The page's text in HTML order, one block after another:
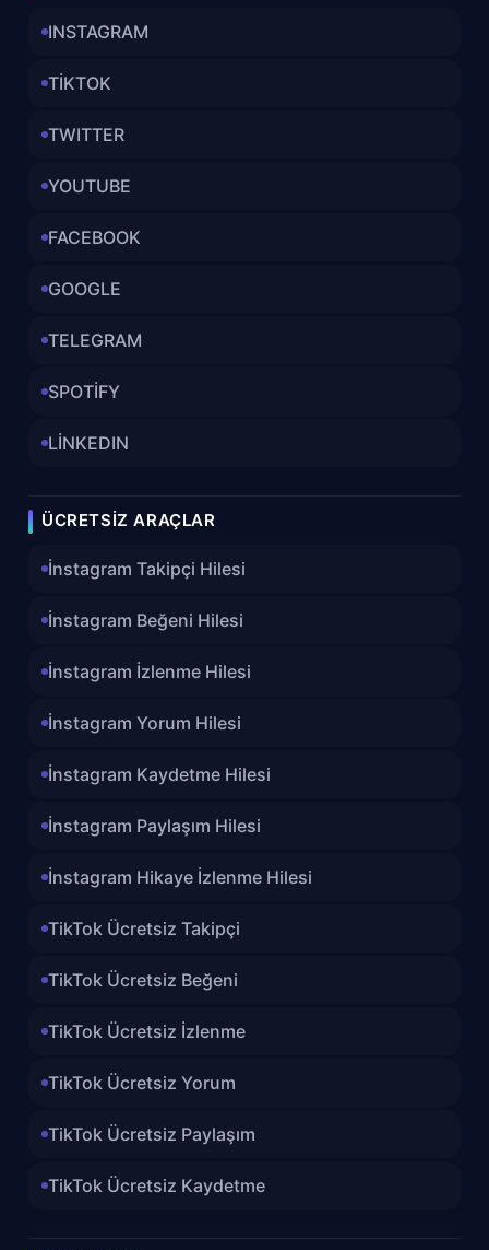
INSTAGRAM
TİKTOK
TWITTER
YOUTUBE
FACEBOOK
GOOGLE
TELEGRAM
SPOTİFY
LİNKEDIN
ÜCRETSIZ ARAÇLAR
İnstagram Takipçi Hilesi
İnstagram Beğeni Hilesi
İnstagram İzlenme Hilesi
İnstagram Yorum Hilesi
İnstagram Kaydetme Hilesi
İnstagram Paylaşım Hilesi
İnstagram Hikaye İzlenme Hilesi
TikTok Ücretsiz Takipçi
TikTok Ücretsiz Beğeni
TikTok Ücretsiz İzlenme
TikTok Ücretsiz Yorum
TikTok Ücretsiz Paylaşım
TikTok Ücretsiz Kaydetme